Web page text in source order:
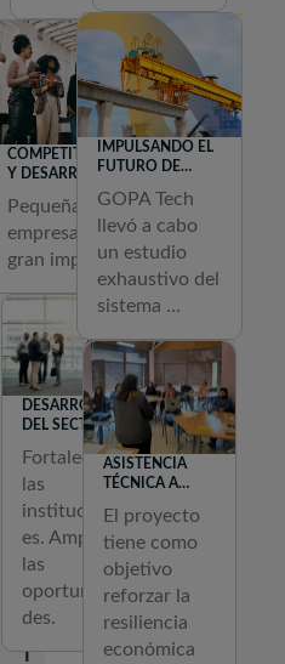
n
s
t
u
i
r
c
o
m
u
n
i
d
d
e
s
r
e
s
i
COMPETITIVIDAD
Y DESARROLLO
DE LAS MICRO,
PEQUEÑAS Y
MEDIANAS
EMPRESAS
Pequeñas
empresas,
gran impacto
DESARROLLO
DEL SECTOR
FINANCIERO
Fortalecer
las
institucion
es. Ampliar
las
oportunida
des.
IMPULSANDO EL
FUTURO DE
ESTUDIO DE
VIABILIDAD DE
LA CENTRAL
HIDROELÉCTRICA
DE MOGLICE, DE
1200 MW
GOPA Tech
llevó a cabo
un estudio
exhaustivo del
sistema ...
ASISTENCIA
TÉCNICA A
MOLDAVIA
PARA LA
INCLUSIÓN
FINANCIERA Y
LA
RECUPERACIÓN
El proyecto
tiene como
objetivo
reforzar la
resiliencia
económica